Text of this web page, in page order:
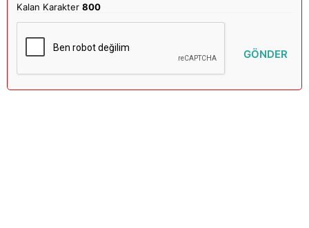
Kalan Karakter800
GÖNDER